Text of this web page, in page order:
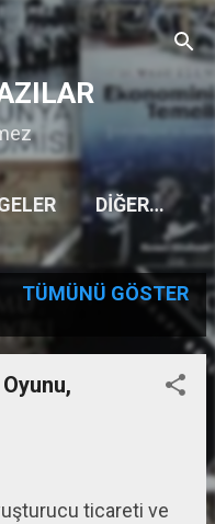
atla
DIĞER…
TÜMÜNÜ GÖSTER
ticareti ve